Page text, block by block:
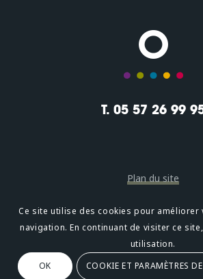
T. 05 57 26 99
Plan du site
Mentions légales
Confidentialité
Oméni2, avenue Léonard de Vinci
Ce site utilise des cookies pour améliorer
navigation. En continuant de visiter ce
utilisation.
OK
COOKIE ET PARAMÈTRES